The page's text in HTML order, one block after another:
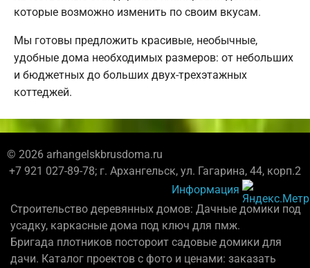
которые возможно изменить по своим вкусам.
Мы готовы предложить красивые, необычные,
удобные дома необходимых размеров: от небольших
и бюджетных до больших двух-трехэтажных
коттеджей.
© 2026 arhangelskbrusdoma.ru
+7 921 027-89-78; г. Архангельск, ул. Гагарина, 44, корп.2
Информация
Строительство деревянных домов: Дачные домики под
усадку, каркасные дома под ключ для пмж.
Бригада плотников постороит садовые домики для
дачи. Каталог проектов с фото и ценами: заказать